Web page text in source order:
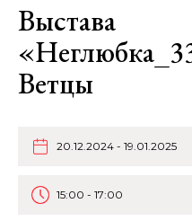
Выстава
Ветцы
20.12.2024 - 19.01.2025
15:00 - 17:00